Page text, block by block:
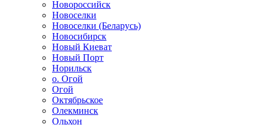
Новороссийск
Новоселки
Новоселки (Беларусь)
Новосибирск
Новый Киеват
Новый Порт
Норильск
о. Огой
Огой
Октябрьское
Олекминск
Ольхон